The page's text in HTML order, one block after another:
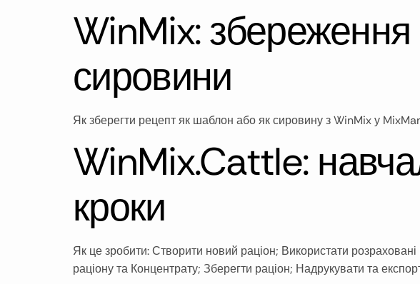
WinMix:
сировини
Як зберегти рецепт як шаблон або як сировину з WinMix у
WinMix.Cattle:
кроки
Як це зробити: Створити новий раціон; Використати
раціону та Концентрату; Зберегти раціон; Надрукувати та